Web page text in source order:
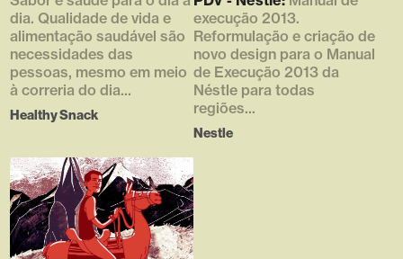
[1] => 768 [2] => 348 [3] => 1
)
dia. Qualidade de vida e
alimentação saudável são
necessidades das
pessoas, mesmo em meio
à correria do dia...
Healthy Snack
576 [3] => 1 )
execução 2013.
Reformulação e criação de
novo design para o Manual
de Execução 2013 da
Néstle para todas
regiões...
Nestle